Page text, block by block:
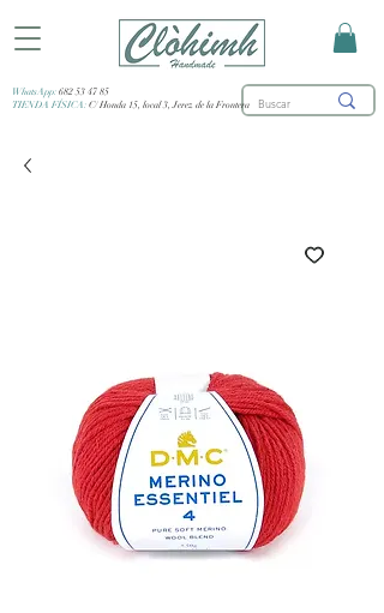
WhatsApp: 682 53 47 85
TIENDA FÍSICA: C/ Honda 15, local 3, Jerez de la Frontera